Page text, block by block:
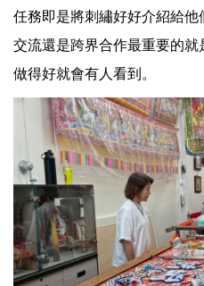
任務即是將刺繡好好介紹給
交流還是跨界合作最重要的
做得好就會有人看到。